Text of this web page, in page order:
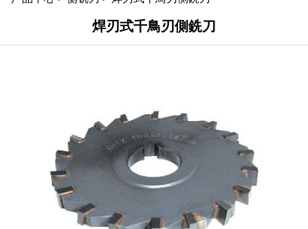
焊刃式千鳥刃側銑刀
焊刃式千鳥刃側銑刀